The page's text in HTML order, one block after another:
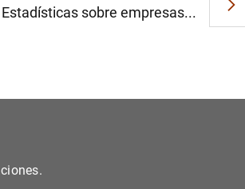
Estadísticas sobre empresas...